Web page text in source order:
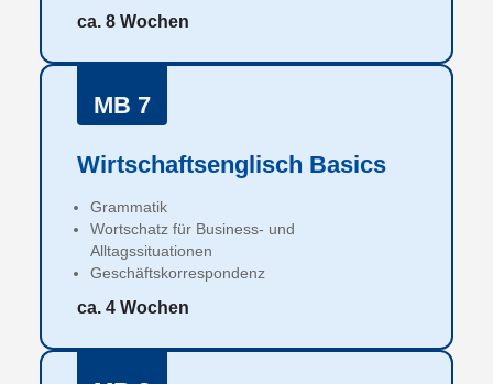
ca. 8 Wochen
MB 7
Wirtschaftsenglisch Basics
Grammatik
Wortschatz für Business- und
Alltagssituationen
Geschäftskorrespondenz
ca. 4 Wochen